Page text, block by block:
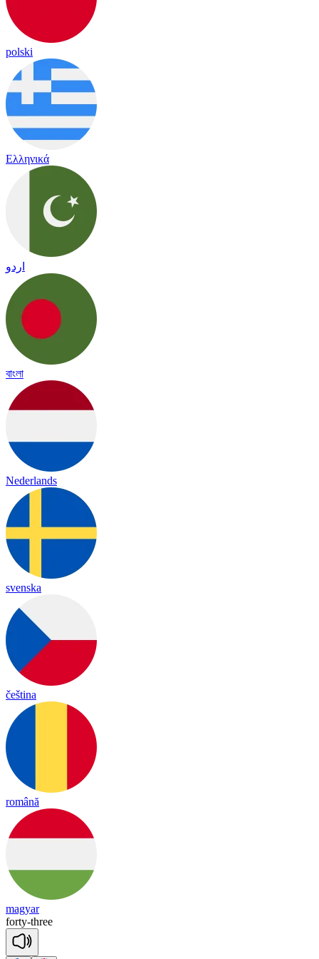
polski
Ελληνικά
اردو
বাংলা
Nederlands
svenska
čeština
română
magyar
forty-three